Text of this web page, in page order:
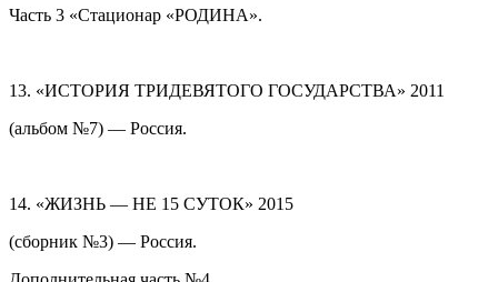
Часть 3 «Стационар «РОДИНА».
13. «ИСТОРИЯ ТРИДЕВЯТОГО ГОСУДАРСТВА» 2011
(альбом №7) — Россия.
14. «ЖИЗНЬ — НЕ 15 СУТОК» 2015
(сборник №3) — Россия.